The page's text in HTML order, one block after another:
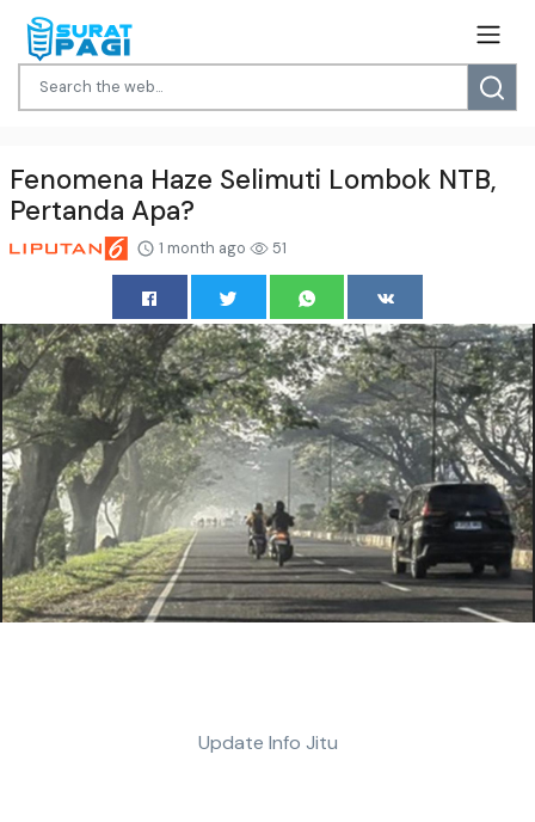
Fenomena Haze Selimuti Lombok NTB,
Pertanda Apa?
1 month ago 51
Update Info Jitu